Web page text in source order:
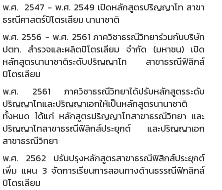
พ.ศ. 2547 - พ.ศ. 2549 เปิดหลักสูตรปริญญาโท สาขา
ธรณีศาสตร์ปิโตรเลียม นานาชาติ
พ.ศ. 2556 - พ.ศ. 2561 ภาควิชาธรณีวิทยาร่วมกับบริษัท
ปตท. สำรวจและผลิตปิโตรเลียม จำกัด (มหาชน) เปิด
หลักสูตรนานาชาติระดับปริญญาโท สาขาธรณีฟิสิกส์
ปิโตรเลียม
พ.ศ. 2561 ภาควิชาธรณีวิทยาได้ปรับหลักสูตรระดับ
ปริญญาโทและปริญญาเอกให้เป็นหลักสูตรนานาชาติ
ทั้งหมด ได้แก่ หลักสูตรปริญญาโทสาขาธรณีวิทยา และ
ปริญญาโทสาขาธรณีฟิสิกส์ประยุกต์ และปริญญาเอก
สาขาธรณีวิทยา
พ.ศ. 2562 ปรับปรุงหลักสูตรสาขาธรณีฟิสิกส์ประยุกต์
เพิ่ม แผน 3 จัดการเรียนการสอนทางด้านธรรณีฟิกสิกส์
ปิโตรเลียม